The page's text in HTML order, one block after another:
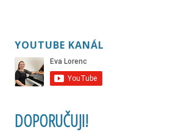
YOUTUBE KANÁL
DOPORUČUJI!